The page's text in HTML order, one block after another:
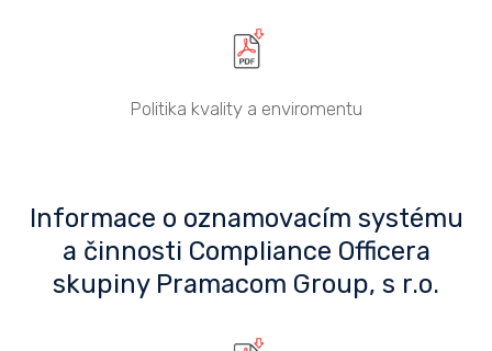
Politika kvality a enviromentu
Informace o oznamovacím systému
a činnosti Compliance Officera
skupiny Pramacom Group, s r.o.